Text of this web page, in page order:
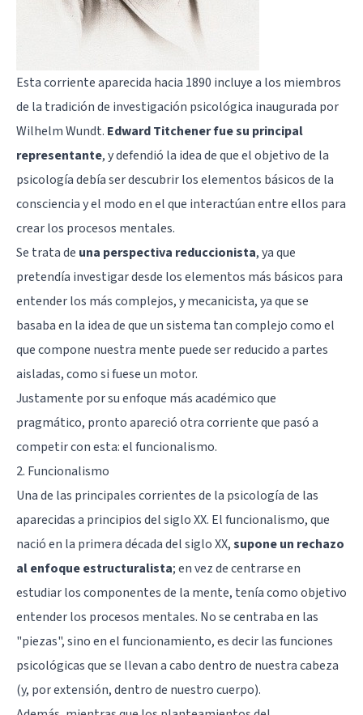
Esta corriente aparecida hacia 1890 incluye a los miembros
de la tradición de investigación psicológica inaugurada por
Wilhelm Wundt. Edward Titchener fue su principal
representante, y defendió la idea de que el objetivo de la
psicología debía ser descubrir los elementos básicos de la
consciencia y el modo en el que interactúan entre ellos para
crear los procesos mentales.
Se trata de una perspectiva reduccionista, ya que
pretendía investigar desde los elementos más básicos para
entender los más complejos, y mecanicista, ya que se
basaba en la idea de que un sistema tan complejo como el
que compone nuestra mente puede ser reducido a partes
aisladas, como si fuese un motor.
Justamente por su enfoque más académico que
pragmático, pronto apareció otra corriente que pasó a
competir con esta: el funcionalismo.
2. Funcionalismo
Una de las principales corrientes de la psicología de las
aparecidas a principios del siglo XX. El funcionalismo, que
nació en la primera década del siglo XX,supone un rechazo
al enfoque estructuralista; en vez de centrarse en
estudiar los componentes de la mente, tenía como objetivo
entender los procesos mentales. No se centraba en las
"piezas", sino en el funcionamiento, es decir las funciones
psicológicas que se llevan a cabo dentro de nuestra cabeza
(y, por extensión, dentro de nuestro cuerpo).